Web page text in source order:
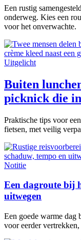
Een rustig
onderweg. Kies een
voor het onverwachte.
Uitgelicht
Buiten
picknick die
Praktische tips voor
fietsen, met veilig
Notitie
Een dagroute bij
uitwegen
Een goede warme dag
voor eerder